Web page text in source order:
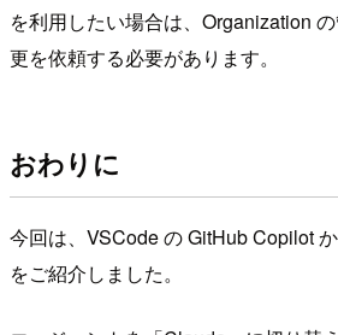
を利用したい場合は、Organization
更を依頼する必要があります。
おわりに
今回は、VSCode の GitHub Copilot
をご紹介しました。